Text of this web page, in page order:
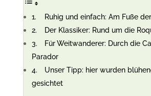
Ruhig und einfach: Am Fuße
Der Klassiker: Rund um die
Für Weitwanderer: Durch die
Parador
Unser Tipp: hier wurden
gesichtet